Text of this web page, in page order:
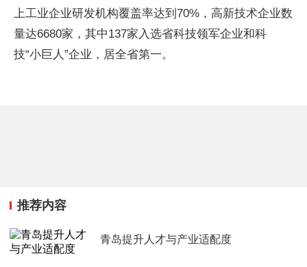
上工业企业研发机构覆盖率达到70%，高新技术企业数
量达6680家，其中137家入选省科技领军企业和科
技“小巨人”企业，居全省第一。
推荐内容
青岛提升人才与产业适配度